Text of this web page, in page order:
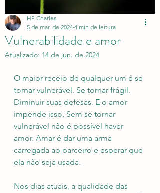
Vulnerabilidade e amor
HP Charles
5 de mar. de 2024 4 min de leitura
Atualizado: 14 de jun. de 2024
O maior receio de qualquer um é se
tornar vulnerável. Se tornar frágil.
Diminuir suas defesas. E o amor
impende isso. Sem se tornar
vulnerável não é possível haver
amor. Amar é dar uma arma
carregada ao parceiro e esperar que
ela não seja usada.
Nos dias atuais, a qualidade das